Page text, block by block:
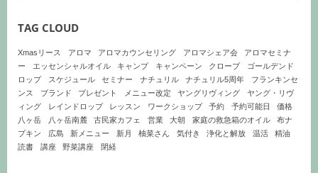
TAG CLOUD
Xmasリース アロマ アロマカウンセリング アロマシェア会
アロマセミナ
ー
エッセンシャルオイル キャンプ キャンペーン クローブ
ゴールデンド
ロップ
スケジュール セミナー ナチュリル ナチュリル5周年
フランキンセ
ンス
ブランド プレゼント メニュー改定 ヤングリヴィング
ヤング・リヴ
ィング
レインドロップ レッスン ワークショップ 予約 予約可能日
価格
八ヶ岳
八ヶ岳南麓 古民家カフェ 営業 大朝 家庭の救急箱のオイル
布ナ
プキン
広島 新メニュー 新月 柚菜さん 気付き 浄化と解放 温活
精油
読書
講座 野菜講座 閉経